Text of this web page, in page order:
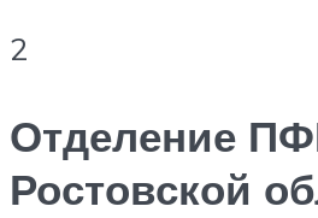
2
Отделение
Ростовской